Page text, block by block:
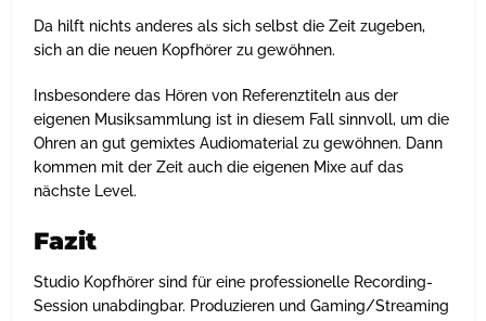
Da hilft nichts anderes als sich selbst die Zeit zugeben,
sich an die neuen Kopfhörer zu gewöhnen.
Insbesondere das Hören von Referenztiteln aus der
eigenen Musiksammlung ist in diesem Fall sinnvoll, um die
Ohren an gut gemixtes Audiomaterial zu gewöhnen. Dann
kommen mit der Zeit auch die eigenen Mixe auf das
nächste Level.
Fazit
Studio Kopfhörer sind für eine professionelle Recording-
Session unabdingbar. Produzieren und Gaming/Streaming